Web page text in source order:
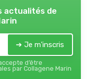
actualités de
➔ Je m'inscris
d’être
par Collagene Marin